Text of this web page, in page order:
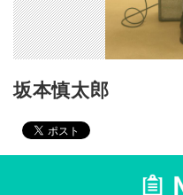
坂本慎太郎